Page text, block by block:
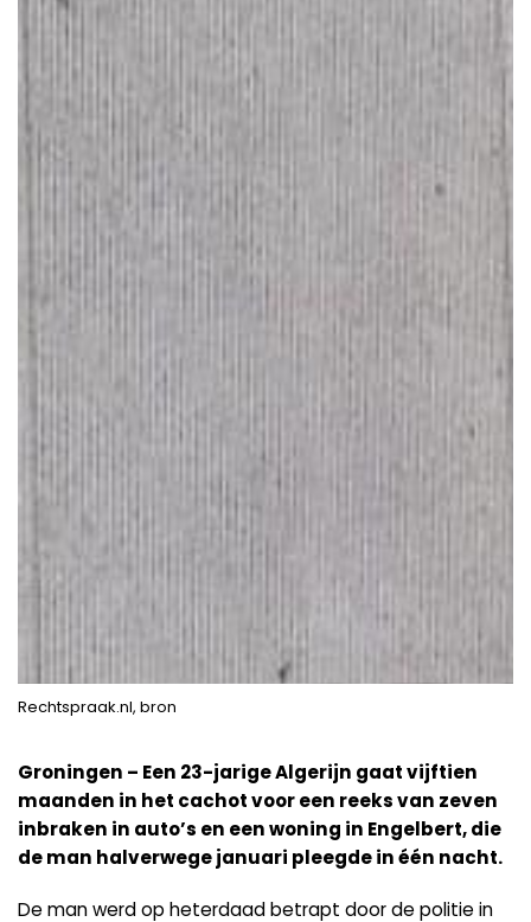
Rechtspraak.nl, bron
Groningen – Een 23-jarige Algerijn gaat vijftien
maanden in het cachot voor een reeks van zeven
inbraken in auto’s en een woning in Engelbert, die
de man halverwege januari pleegde in één nacht.
De man werd op heterdaad betrapt door de politie in